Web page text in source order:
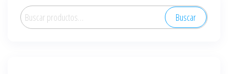
Buscar
por:
Buscar